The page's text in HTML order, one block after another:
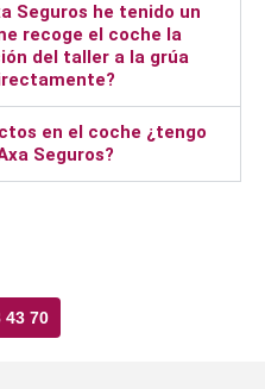
Seguros he tenido un
recoge el coche la
del taller a la grúa
en el coche ¿tengo
Seguros?
43 70